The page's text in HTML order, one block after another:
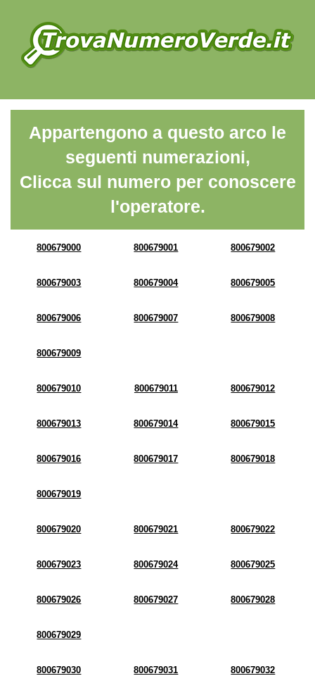
Appartengono a questo arco le
seguenti numerazioni,
Clicca sul numero per conoscere
l'operatore.
800679000 800679001 800679002
800679003 800679004 800679005
800679006 800679007 800679008
800679009
800679010 800679011 800679012
800679013 800679014 800679015
800679016 800679017 800679018
800679019
800679020 800679021 800679022
800679023 800679024 800679025
800679026 800679027 800679028
800679029
800679030 800679031 800679032